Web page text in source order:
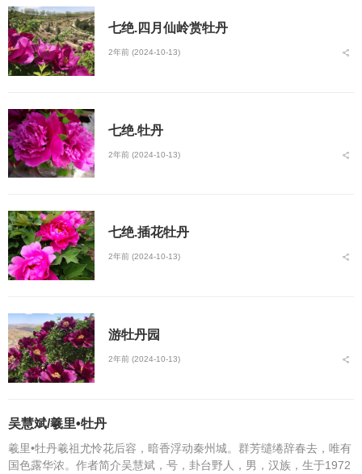
七绝.四月仙岭赏牡丹
2年前 (2024-10-13)
七绝.牡丹
2年前 (2024-10-13)
七绝.插花牡丹
2年前 (2024-10-13)
游牡丹园
2年前 (2024-10-13)
吴慧斌/羲里•牡丹
羲里•牡丹羲祖尤怜花后容，暗香浮动秦州城。群芳缱绻辞春去，唯有
国色露华浓。作者简介吴慧斌，号，卦台野人，男，汉族，生于1972